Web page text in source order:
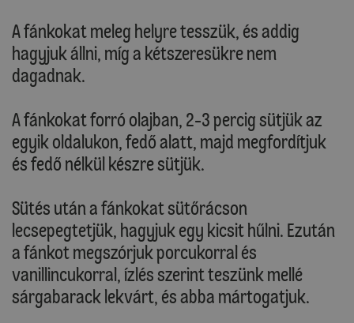
A fánkokat meleg helyre tesszük, és addig
hagyjuk állni, míg a kétszeresükre nem
dagadnak.
A fánkokat forró olajban, 2-3 percig sütjük az
egyik oldalukon, fedő alatt, majd megfordítjuk
és fedő nélkül készre sütjük.
Sütés után a fánkokat sütőrácson
lecsepegtetjük, hagyjuk egy kicsit hűlni. Ezután
a fánkot megszórjuk porcukorral és
vanillincukorral, ízlés szerint teszünk mellé
sárgabarack lekvárt, és abba mártogatjuk.